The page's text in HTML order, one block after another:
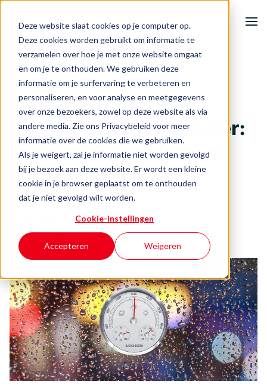
Deze website slaat cookies op je computer op.
Deze cookies worden gebruikt om informatie te
verzamelen over hoe je met onze website omgaat
en om je te onthouden. We gebruiken deze
informatie om je surfervaring te verbeteren en
personaliseren, en voor analyse en meetgegevens
over onze bezoekers, zowel op deze website als via
andere media. Zie ons Privacybeleid voor meer
informatie over de cookies die we gebruiken.
Als je weigert, zal je informatie niet worden gevolgd
bij je bezoek aan deze website. Er wordt een kleine
cookie in je browser geplaatst om te onthouden
dat je niet gevolgd wilt worden.
Cookie-instellingen
Accepteren Weigeren
Onze activiteiten
Ondernemersuitdagingen
Events & inspiratie
Over BOOST
Contact
Terug naar het overzicht
Productieproces
Economische barometer:
Orders nemen af, winst
onder druk
Koninklijke Metaalunie